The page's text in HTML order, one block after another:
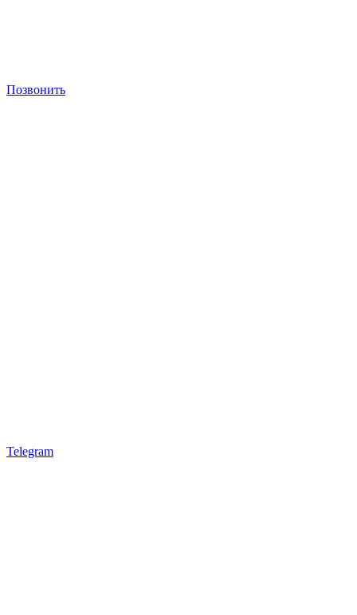
Позвонить
Telegram